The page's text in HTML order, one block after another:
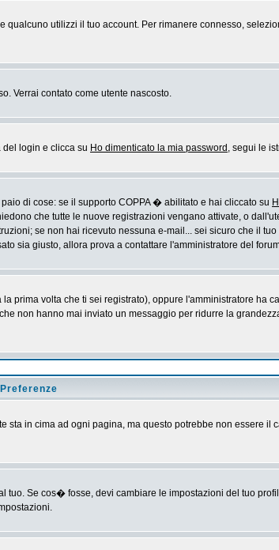
utilizzi il tuo account. Per rimanere connesso,
Verrai contato come utente nascosto.
login e clicca su Ho dimenticato la mia password , segui le
di cose: se il supporto COPPA � abilitato e hai cliccato su
che tutte le nuove registrazioni vengano attivate, o
se non hai ricevuto nessuna e-mail... sei sicuro che il
sia giusto, allora prova a contattare l'amministratore del
volta che ti sei registrato), oppure l'amministratore ha
non hanno mai inviato un messaggio per ridurre la
sta in cima ad ogni pagina, ma questo potrebbe non essere il
Se cos� fosse, devi cambiare le impostazioni del tuo